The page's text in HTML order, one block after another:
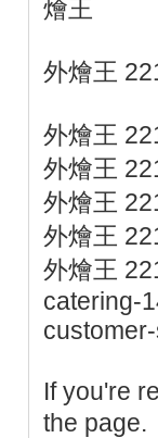
燴王
外燴王
外燴王
外燴王
外燴王
外燴王
外燴王
catering-
If you're
the page.